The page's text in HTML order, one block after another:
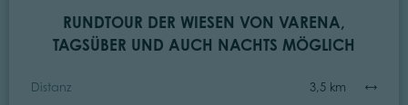
RUNDTOUR DER WIESEN VON VARENA,
TAGSÜBER UND AUCH NACHTS MÖGLICH
Distanz 3,5 km